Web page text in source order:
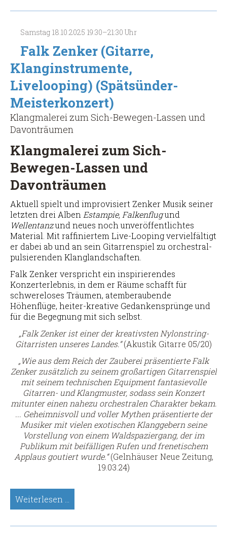
(Panflöte,
Gitarre)
(Spätsünder-
Meisterkonzert)
Samstag 18.10.2025 19:30–21:30 Uhr
Falk Zenker (Gitarre,
Klanginstrumente,
Livelooping) (Spätsünder-
Meisterkonzert)
Klangmalerei zum Sich-Bewegen-Lassen und
Davonträumen
Klangmalerei zum Sich-
Bewegen-Lassen und
Davonträumen
Aktuell spielt und improvisiert Zenker Musik seiner
letzten drei Alben Estampie, Falkenflugund
Wellentanzund neues noch unveröffentlichtes
Material. Mit raffiniertem Live-Looping vervielfältigt
er dabei ab und an sein Gitarrenspiel zu orchestral-
pulsierenden Klanglandschaften.
Falk Zenker verspricht ein inspirierendes
Konzerterlebnis, in dem er Räume schafft für
schwereloses Träumen, atemberaubende
Höhenflüge, heiter-kreative Gedankensprünge und
für die Begegnung mit sich selbst.
„Falk Zenker ist einer der kreativsten Nylonstring-
Gitarristen unseres Landes.“(Akustik Gitarre 05/20)
„Wie aus dem Reich der Zauberei präsentierte Falk
Zenker zusätzlich zu seinem großartigen Gitarrenspiel
mit seinem technischen Equipment fantasievolle
Gitarren- und Klangmuster, sodass sein Konzert
mitunter einen nahezu orchestralen Charakter bekam.
... Geheimnisvoll und voller Mythen präsentierte der
Musiker mit vielen exotischen Klanggebern seine
Vorstellung von einem Waldspaziergang, der im
Publikum mit beifälligen Rufen und frenetischem
Applaus goutiert wurde.“(Gelnhäuser Neue Zeitung,
19.03.24)
Weiterlesen …
Falk
Zenker